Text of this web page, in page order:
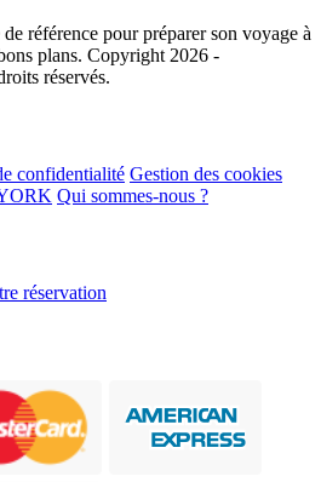
référence pour préparer son voyage à
plans. Copyright 2026 -
réservés.
confidentialité Gestion des cookies
Qui sommes-nous ?
réservation